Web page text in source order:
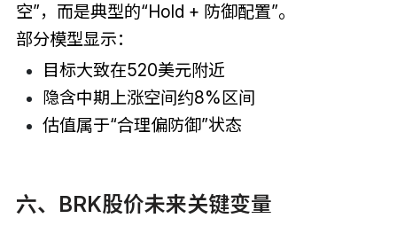
空”，而是典型的“Hold + 防御配置”。
部分模型显示：
目标大致在520美元附近
隐含中期上涨空间约8%区间
估值属于“合理偏防御”状态
六、BRK股价未来关键变量